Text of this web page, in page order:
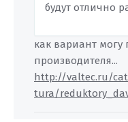
будут отлично
как вариант могу
производителя...
http://valtec.ru/
tura/